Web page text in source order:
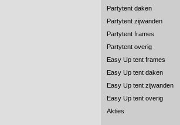
Partytent daken
Partytent zijwanden
Partytent frames
Partytent overig
Easy Up tent frames
Easy Up tent daken
Easy Up tent zijwanden
Easy Up tent overig
Akties